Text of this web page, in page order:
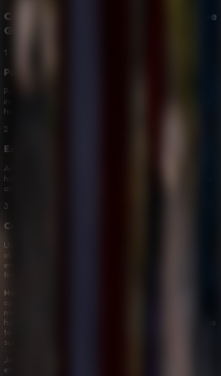
Cómo Jugar a
Horror Hospital Escape
Granny Game
1
Pulsa Play y sigue las instrucciones
Pulsa el botón
instrucciones en pantalla mientras comienza tu escape del
hospital.
2
Explora el hospital con cuidado
Avanza por el hospital aterrador, inspecciona las
habitaciones, busca objetos útiles y fíjate en las amenazas
antes de entrar en nuevas zonas.
3
Completa cada misión de escape
Usa las pistas y los controles disponibles para cumplir el
objetivo de cada nivel. Mantén la calma, evita a los
enemigos embrujados y sigue avanzando hacia la salida
final.
Horror Hospital Escape Granny Game
opción para jugadores que disfrutan los hospitales de
miedo, los enemigos que te acechan al estilo Granny, las
habitaciones embrujadas y el escape por misiones. Combina
tensión de terror, controles sencillos y presión de
supervivencia con rompecabezas.
Juega ahora a
enfréntate al hospital embrujado, completa cada misión y